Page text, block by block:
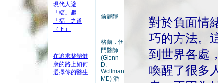
現代人避
「輻」趨
「福」之道
（下）
俞靜靜
在追求整體健
康的路上如何
選擇你的醫生
格蘭．伍
門醫師
(Glenn
D.
Wollman
MD) 潘
對於負面情
巧的方法。
到世界各處
喚醒了很多